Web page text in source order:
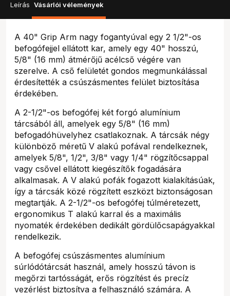
Leírás Vásárlói vélemények
A 40" Grip Arm nagy fogantyúval egy 2 1/2"-os
befogófejjel ellátott kar, amely egy 40" hosszú,
5/8" (16 mm) átmérőjű acélcső végére van
szerelve. A cső felületét gondos megmunkálással
érdesítették a csúszásmentes felület biztosítása
érdekében.
A 2-1/2"-os befogófej két forgó alumínium
tárcsából áll, amelyek egy 5/8" (16 mm)
befogadóhüvelyhez csatlakoznak. A tárcsák négy
különböző méretű V alakú pofával rendelkeznek,
amelyek 5/8", 1/2", 3/8" vagy 1/4" rögzítőcsappal
vagy csővel ellátott kiegészítők fogadására
alkalmasak. A V alakú pofák fogazott kialakításúak,
így a tárcsák közé rögzített eszközt biztonságosan
megtartják. A 2-1/2"-os befogófej túlméretezett,
ergonomikus T alakú karral és a maximális
nyomaték érdekében dedikált gördülőcsapágyakkal
rendelkezik.
A befogófej csúszásmentes alumínium
súrlódótárcsát használ, amely hosszú távon is
megőrzi tartósságát, erős rögzítést és precíz
vezérlést biztosítva a felhasználó számára. A